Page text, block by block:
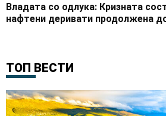
Владата со одлука: Кризната
нафтени деривати продолжена
ТОП ВЕСТИ